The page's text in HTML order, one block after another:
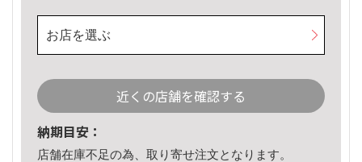
お店を選ぶ
近くの店舗を確認する
納期目安：
店舗在庫不足の為、取り寄せ注文となります。